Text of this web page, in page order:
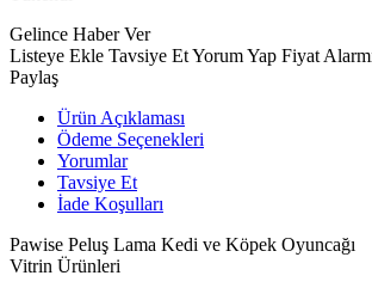
Gelince Haber Ver
Listeye Ekle Tavsiye EtYorum Yap Fiyat
Paylaş
Ürün Açıklaması
Ödeme Seçenekleri
Yorumlar
Tavsiye Et
İade Koşulları
Pawise Peluş Lama Kedi ve Köpek Oyuncağı
Vitrin Ürünleri